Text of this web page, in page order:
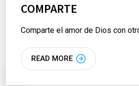
COMPARTE
Comparte el amor de Dios con
READ MORE